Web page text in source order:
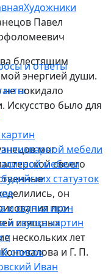
и ответы
мебели
мебели
статуэток
и скупка икон
и скупка картин
список
Иван
Художники
Павел
блестящим
энергией души.
не покидало
Искусство было для
мог
своего
он
при
изящных
нескольких лет
и Г. П.